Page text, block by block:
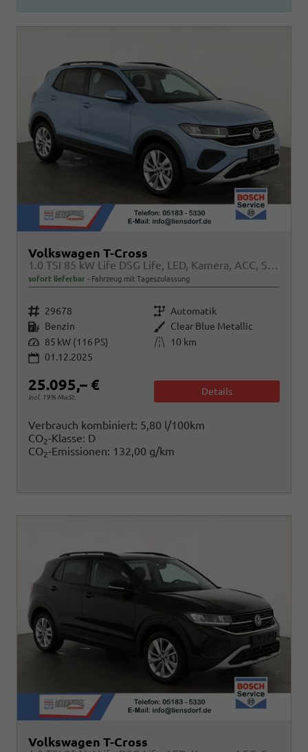
Volkswagen T-Cross
1.0 TSI 85 kW Life DSG Life, LED, Kamera, ACC, Side, Winter, 17-Zoll, 3-J. Garantie
sofort lieferbar Fahrzeug mit Tageszulassung
Fahrzeugnr. 29678 Getriebe Automatik
Kraftstoff Benzin Außenfarbe Clear Blue Metallic
Leistung 85 kW (116 PS) Kilometerstand
10 km
01.12.2025
25.095,– €
incl. 19% MwSt.
Details
Verbrauch kombiniert: 5,80 l/100km
CO2-Klasse: D
CO2-Emissionen: 132,00 g/km
Volkswagen T-Cross